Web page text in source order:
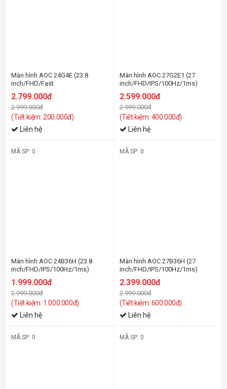
Màn hình AOC 24G4E (23.8
inch/FHD/Fast
2.799.000đ
2.999.000đ
(Tiết kiệm: 200.000đ)
Liên hệ
Màn hình AOC 27G2E1 (27
inch/FHD/IPS/100Hz/1ms)
2.599.000đ
2.999.000đ
(Tiết kiệm: 400.000đ)
Liên hệ
MÃ SP: 0
Màn hình AOC 24B36H (23.8
inch/FHD/IPS/100Hz/1ms)
1.999.000đ
2.999.000đ
(Tiết kiệm: 1.000.000đ)
Liên hệ
MÃ SP: 0
Màn hình AOC 27B36H (27
inch/FHD/IPS/100Hz/1ms)
2.399.000đ
2.999.000đ
(Tiết kiệm: 600.000đ)
Liên hệ
MÃ SP: 0 MÃ SP: 0